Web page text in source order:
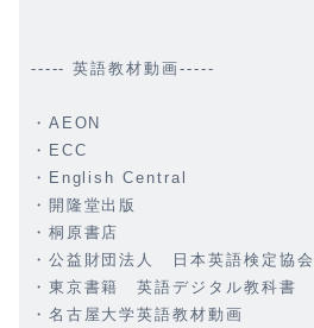
----- 英語教材動画-----
・AEON
・ECC
・English Central
・開隆堂出版
・桐原書店
・公益財団法人 日本英語検定協会
・東京書籍 英語デジタル教科書
・名古屋大学英語教材動画